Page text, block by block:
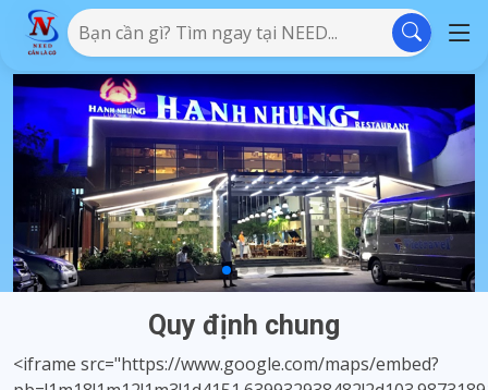
Quy định chung
<iframe src="https://www.google.com/maps/embed?